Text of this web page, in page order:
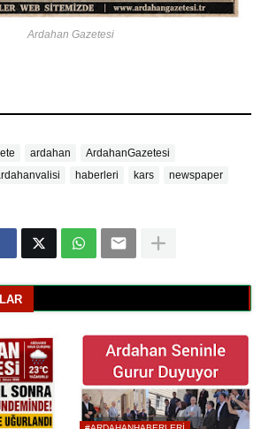
Ardahan Gazetesi
ardahan
ArdahanGazetesi
haberleri kars
newspaper